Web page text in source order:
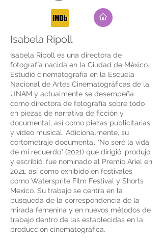
Isabela Ripoll
Isabela Ripoll es una directora de
fotografía nacida en la Ciudad de México.
Estudió cinematografía en la Escuela
Nacional de Artes Cinematográficas de la
UNAM y actualmente se desempeña
como directora de fotografía sobre todo
en piezas de narrativa de ficción y
documental, así como piezas publicitarias
y video musical. Adicionalmente, su
cortometraje documental "No seré la vida
de mi recuerdo" (2021) que dirigió, produjo
y escribió, fue nominado al Premio Ariel en
2021, así como exhibido en festivales
como Watersprite Film Festival y Shorts
Mexico. Su trabajo se centra en la
búsqueda de la correspondencia de la
mirada femenina y en nuevos métodos de
trabajo dentro de las establecidas en la
producción cinematográfica.